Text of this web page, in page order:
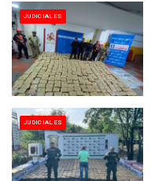
JUDICIALES
JUDICIALES